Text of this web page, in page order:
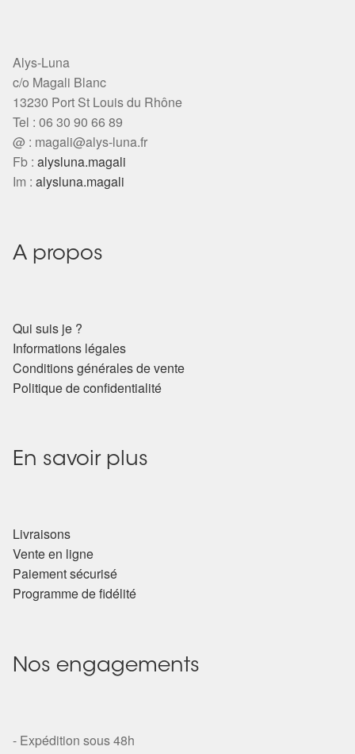
Alys-Luna
c/o Magali Blanc
13230 Port St Louis du Rhône
Tel : 06 30 90 66 89
@ : magali@alys-luna.fr
Fb : alysluna.magali
Im : alysluna.magali
A propos
Qui suis je ?
Informations légales
Conditions générales de vente
Politique de confidentialité
En savoir plus
Livraisons
Vente en ligne
Paiement sécurisé
Programme de fidélité
Nos engagements
- Expédition sous 48h